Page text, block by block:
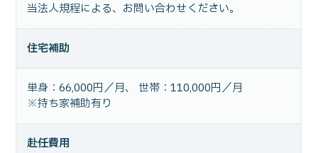
当法人規程による、お問い合わせください。
住宅補助
単身：66,000円／月、 世帯：110,000円／月
※持ち家補助有り
赴任費用